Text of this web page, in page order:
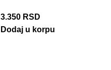
3.350 RSD
Dodaj u korpu